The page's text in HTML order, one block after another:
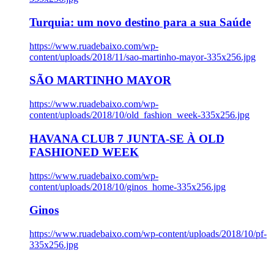
Turquia: um novo destino para a sua Saúde
https://www.ruadebaixo.com/wp-
content/uploads/2018/11/sao-martinho-mayor-335x256.jpg
SÃO MARTINHO MAYOR
https://www.ruadebaixo.com/wp-
content/uploads/2018/10/old_fashion_week-335x256.jpg
HAVANA CLUB 7 JUNTA-SE À OLD
FASHIONED WEEK
https://www.ruadebaixo.com/wp-
content/uploads/2018/10/ginos_home-335x256.jpg
Ginos
https://www.ruadebaixo.com/wp-content/uploads/2018/10/pf-
335x256.jpg